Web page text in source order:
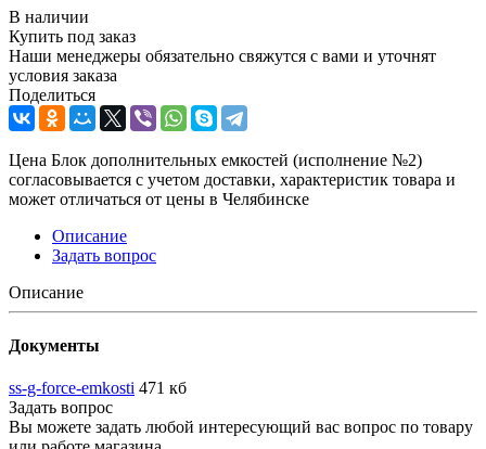
В наличии
Купить под заказ
Наши менеджеры обязательно свяжутся с вами и уточнят
условия заказа
Поделиться
Цена Блок дополнительных емкостей (исполнение №2)
согласовывается с учетом доставки, характеристик товара и
может отличаться от цены в Челябинске
Описание
Задать вопрос
Описание
Документы
ss-g-force-emkosti 471 кб
Задать вопрос
Вы можете задать любой интересующий вас вопрос по товару